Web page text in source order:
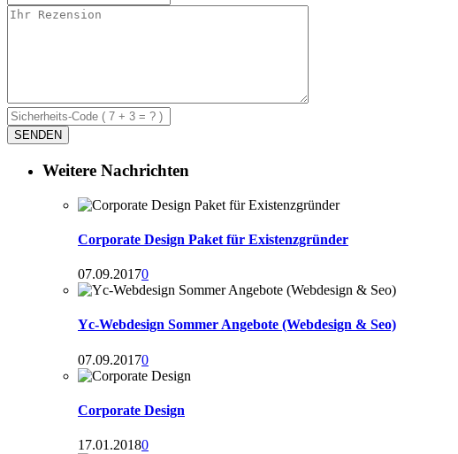
Weitere Nachrichten
Corporate Design Paket für Existenzgründer
07.09.20170
Yc-Webdesign Sommer Angebote (Webdesign & Seo)
07.09.20170
Corporate Design
17.01.20180